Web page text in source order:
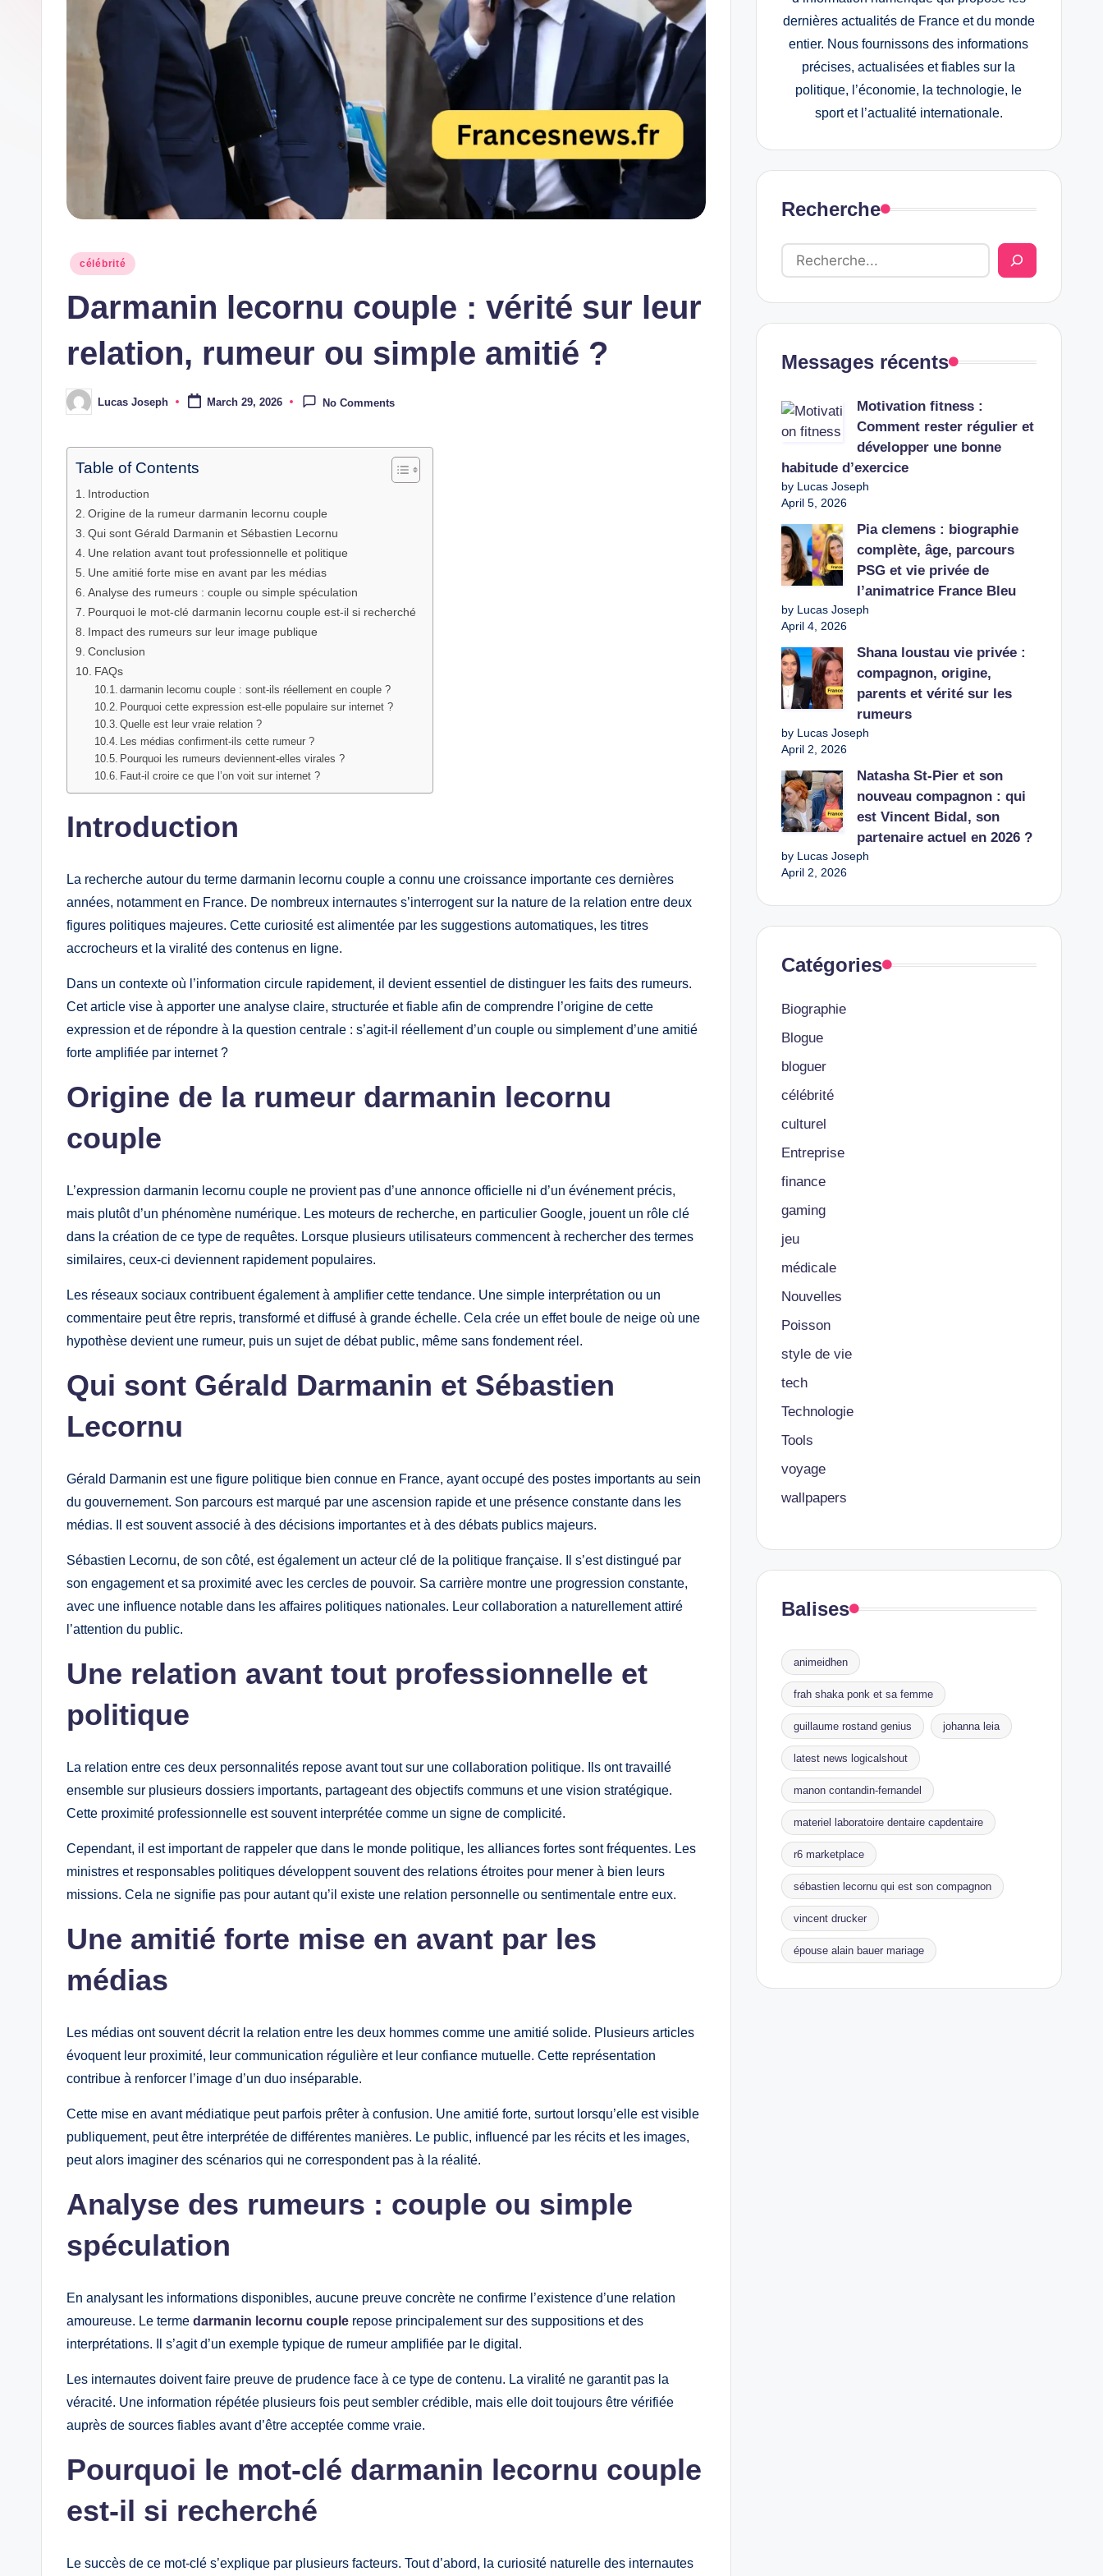
Posted
célébrité
Darmanin lecornu couple : vérité sur leur
relation, rumeur ou simple amitié ?
Posted
by
Lucas Joseph March 29, 2026 No Comments
Table of Contents
Introduction
Origine de la rumeur darmanin lecornu couple
Qui sont Gérald Darmanin et Sébastien Lecornu
Une relation avant tout professionnelle et politique
Une amitié forte mise en avant par les médias
Analyse des rumeurs : couple ou simple spéculation
Pourquoi le mot-clé darmanin lecornu couple est-il si recherché
Impact des rumeurs sur leur image publique
Conclusion
FAQs
darmanin lecornu couple : sont-ils réellement en couple ?
Pourquoi cette expression est-elle populaire sur internet ?
Quelle est leur vraie relation ?
Les médias confirment-ils cette rumeur ?
Pourquoi les rumeurs deviennent-elles virales ?
Faut-il croire ce que l’on voit sur internet ?
Introduction
La recherche autour du terme darmanin lecornu couple a connu une croissance importante ces dernières
années, notamment en France. De nombreux internautes s’interrogent sur la nature de la relation entre deux
figures politiques majeures. Cette curiosité est alimentée par les suggestions automatiques, les titres
accrocheurs et la viralité des contenus en ligne.
Dans un contexte où l’information circule rapidement, il devient essentiel de distinguer les faits des rumeurs.
Cet article vise à apporter une analyse claire, structurée et fiable afin de comprendre l’origine de cette
expression et de répondre à la question centrale : s’agit-il réellement d’un couple ou simplement d’une amitié
forte amplifiée par internet ?
Origine de la rumeur darmanin lecornu
couple
L’expression darmanin lecornu couple ne provient pas d’une annonce officielle ni d’un événement précis,
mais plutôt d’un phénomène numérique. Les moteurs de recherche, en particulier Google, jouent un rôle clé
dans la création de ce type de requêtes. Lorsque plusieurs utilisateurs commencent à rechercher des termes
similaires, ceux-ci deviennent rapidement populaires.
Les réseaux sociaux contribuent également à amplifier cette tendance. Une simple interprétation ou un
commentaire peut être repris, transformé et diffusé à grande échelle. Cela crée un effet boule de neige où une
hypothèse devient une rumeur, puis un sujet de débat public, même sans fondement réel.
Qui sont Gérald Darmanin et Sébastien
Lecornu
Gérald Darmanin est une figure politique bien connue en France, ayant occupé des postes importants au sein
du gouvernement. Son parcours est marqué par une ascension rapide et une présence constante dans les
médias. Il est souvent associé à des décisions importantes et à des débats publics majeurs.
Sébastien Lecornu, de son côté, est également un acteur clé de la politique française. Il s’est distingué par
son engagement et sa proximité avec les cercles de pouvoir. Sa carrière montre une progression constante,
avec une influence notable dans les affaires politiques nationales. Leur collaboration a naturellement attiré
l’attention du public.
Une relation avant tout professionnelle et
politique
La relation entre ces deux personnalités repose avant tout sur une collaboration politique. Ils ont travaillé
ensemble sur plusieurs dossiers importants, partageant des objectifs communs et une vision stratégique.
Cette proximité professionnelle est souvent interprétée comme un signe de complicité.
Cependant, il est important de rappeler que dans le monde politique, les alliances fortes sont fréquentes. Les
ministres et responsables politiques développent souvent des relations étroites pour mener à bien leurs
missions. Cela ne signifie pas pour autant qu’il existe une relation personnelle ou sentimentale entre eux.
Une amitié forte mise en avant par les
médias
Les médias ont souvent décrit la relation entre les deux hommes comme une amitié solide. Plusieurs articles
évoquent leur proximité, leur communication régulière et leur confiance mutuelle. Cette représentation
contribue à renforcer l’image d’un duo inséparable.
Cette mise en avant médiatique peut parfois prêter à confusion. Une amitié forte, surtout lorsqu’elle est visible
publiquement, peut être interprétée de différentes manières. Le public, influencé par les récits et les images,
peut alors imaginer des scénarios qui ne correspondent pas à la réalité.
Analyse des rumeurs : couple ou simple
spéculation
En analysant les informations disponibles, aucune preuve concrète ne confirme l’existence d’une relation
amoureuse. Le terme darmanin lecornu couple repose principalement sur des suppositions et des
interprétations. Il s’agit d’un exemple typique de rumeur amplifiée par le digital.
Les internautes doivent faire preuve de prudence face à ce type de contenu. La viralité ne garantit pas la
véracité. Une information répétée plusieurs fois peut sembler crédible, mais elle doit toujours être vérifiée
auprès de sources fiables avant d’être acceptée comme vraie.
Pourquoi le mot-clé darmanin lecornu couple
est-il si recherché
Le succès de ce mot-clé s’explique par plusieurs facteurs. Tout d’abord, la curiosité naturelle des internautes
dernières actualités de France et du monde
entier. Nous fournissons des informations
précises, actualisées et fiables sur la
politique, l’économie, la technologie, le
sport et l’actualité internationale.
Recherche
Messages récents
Motivation fitness :
Comment rester régulier et
développer une bonne
habitude d’exercice
by Lucas Joseph
April 5, 2026
Pia clemens : biographie
complète, âge, parcours
PSG et vie privée de
l’animatrice France Bleu
by Lucas Joseph
April 4, 2026
Shana loustau vie privée :
compagnon, origine,
parents et vérité sur les
rumeurs
by Lucas Joseph
April 2, 2026
Natasha St-Pier et son
nouveau compagnon : qui
est Vincent Bidal, son
partenaire actuel en 2026 ?
by Lucas Joseph
April 2, 2026
Catégories
Biographie
Blogue
bloguer
célébrité
culturel
Entreprise
finance
gaming
jeu
médicale
Nouvelles
Poisson
style de vie
tech
Technologie
Tools
voyage
wallpapers
Balises
animeidhen
frah shaka ponk et sa femme
guillaume rostand genius johanna leia
latest news logicalshout
manon contandin-fernandel
materiel laboratoire dentaire capdentaire
r6 marketplace
sébastien lecornu qui est son compagnon
vincent drucker
épouse alain bauer mariage